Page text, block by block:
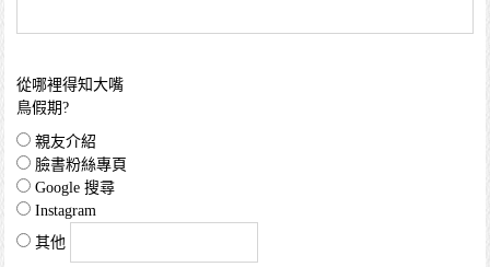
從哪裡得知大嘴
鳥假期?
親友介紹
臉書粉絲專頁
Google 搜尋
Instagram
其他